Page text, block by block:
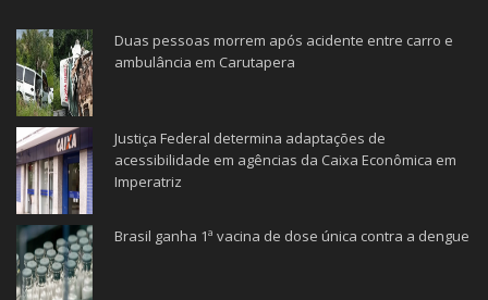
Duas pessoas morrem após acidente entre carro e
ambulância em Carutapera
Justiça Federal determina adaptações de
acessibilidade em agências da Caixa Econômica em
Imperatriz
Brasil ganha 1ª vacina de dose única contra a dengue